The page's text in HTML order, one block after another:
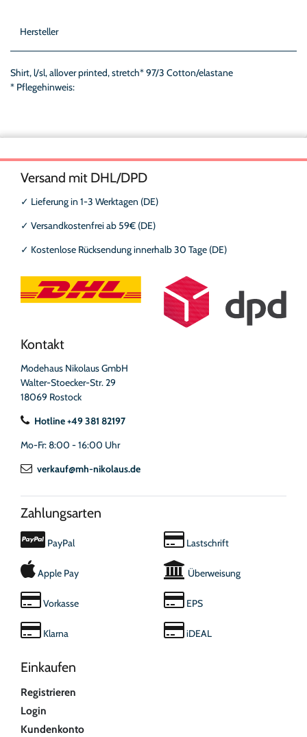
Hersteller
Shirt, l/sl, allover printed, stretch* 97/3 Cotton/elastane
* Pflegehinweis:
Versand mit DHL/DPD
✓ Lieferung in 1-3 Werktagen (DE)
✓ Versandkostenfrei ab 59€ (DE)
✓ Kostenlose Rücksendung innerhalb 30 Tage (DE)
Kontakt
Modehaus Nikolaus GmbH
Walter-Stoecker-Str. 29
18069 Rostock
Hotline +49 381 82197
Mo-Fr: 8:00 - 16:00 Uhr
verkauf@mh-nikolaus.de
Zahlungsarten
PayPal
Apple Pay
Vorkasse
Klarna
Lastschrift
Überweisung
EPS
iDEAL
Einkaufen
Registrieren
Login
Kundenkonto